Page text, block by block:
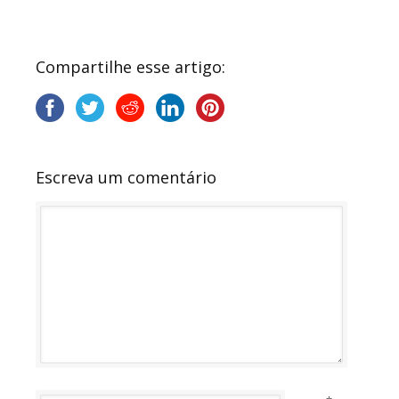
Compartilhe esse artigo:
Escreva um comentário